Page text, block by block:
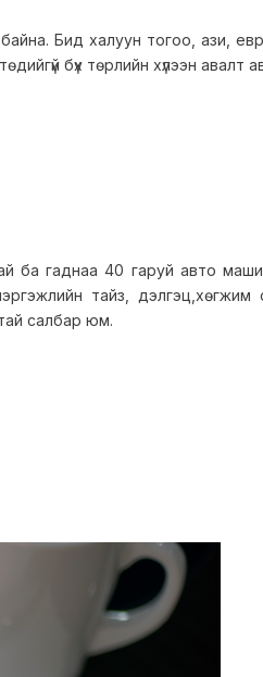
Бид халуун тогоо, ази,
бүх төрлийн хүлээн авалт
ба гаднаа 40 гаруй авто
тайз, дэлгэц,хөгжим
салбар юм.